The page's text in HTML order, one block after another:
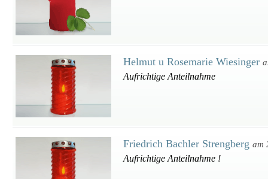
Helmut u Rosemarie Wiesinger
Aufrichtige Anteilnahme
Friedrich Bachler Strengberg am
Aufrichtige Anteilnahme !